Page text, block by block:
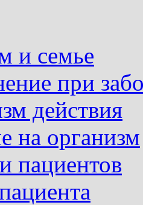
и семье
при
действия
на организм
пациентов